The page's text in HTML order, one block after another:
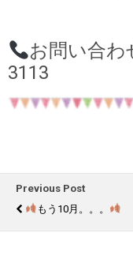
お問い合わ
3113
Previous Post
もう10月。。。